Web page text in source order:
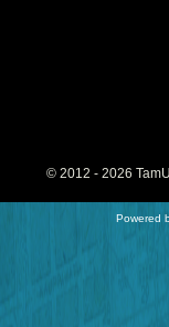
© 2012 - 2026
Powered